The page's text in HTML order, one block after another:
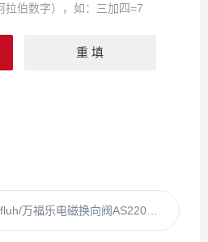
拉伯数字），如：三加四=7